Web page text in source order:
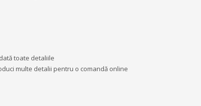
toate detaliile
multe detalii pentru o comandă online